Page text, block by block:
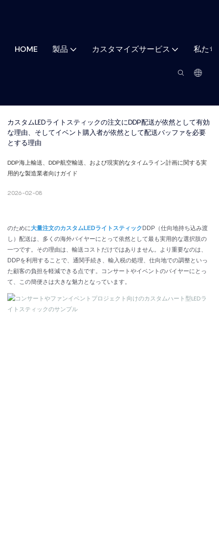
HOME 製品 カスタマイズサービス 私た
カスタムLEDライトスティックの注文にDDP配送が依然として有効
な理由、そしてイベント購入者が依然として配送バッファを必要
とする理由
DDP海上輸送、DDP航空輸送、および現実的なタイムライン計画に関する実
用的な製造業者向けガイド
2026-02-08
のために大量注文のカスタムLEDライトスティック DDP（仕向地持ち込み渡
し）配送は、多くの海外バイヤーにとって依然として最も実用的な選択肢の
一つです。その理由は、輸送コストだけではありません。より重要なのは、
DDPを利用することで、通関手続き、輸入税の処理、仕向地での調整といっ
た顧客の負担を軽減できる点です。コンサートやイベントのバイヤーにとっ
て、この簡便さは大きな魅力となっています。